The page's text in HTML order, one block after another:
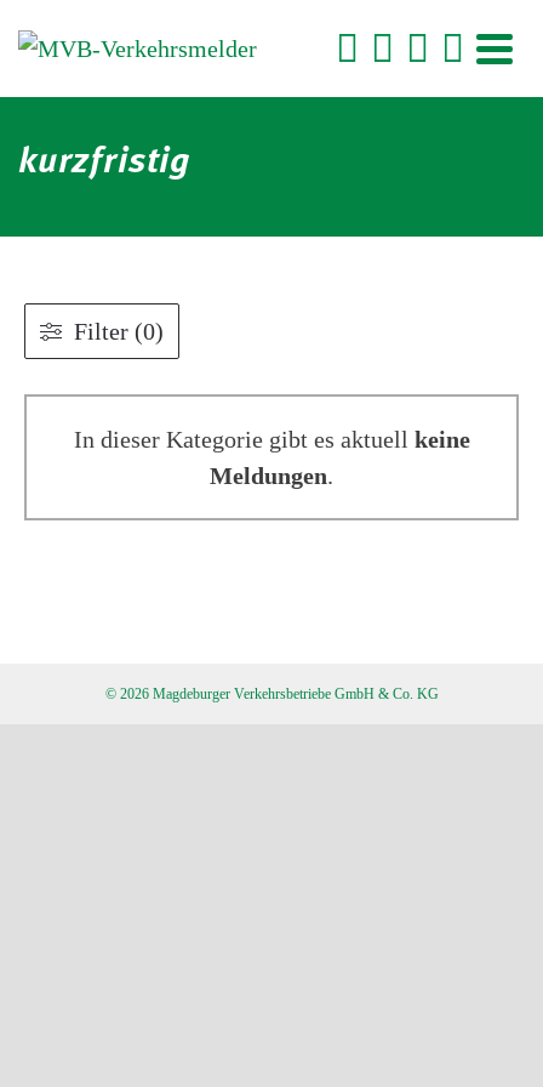
kurzfristig
In dieser Kategorie gibt es aktuell keine
Meldungen.
Filter (0)
© 2026 Magdeburger Verkehrsbetriebe GmbH & Co. KG